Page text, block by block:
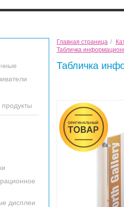
дисплеи
Главная страница /
Табличка
Табличка